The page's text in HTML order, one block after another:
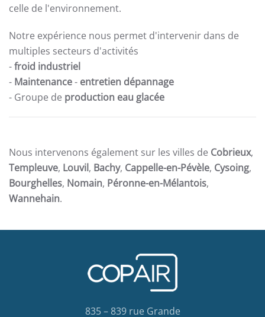
celle de l'environnement.
Notre expérience nous permet d'intervenir dans de
multiples secteurs d'activités
-froid industriel
- Maintenance- entretien dépannage
- Groupe de production eau glacée
Nous intervenons également sur les villes de Cobrieux,
Templeuve, Louvil, Bachy, Cappelle-en-Pévèle, Cysoing,
Bourghelles, Nomain, Péronne-en-Mélantois,
Wannehain.
835 – 839 rue Grande